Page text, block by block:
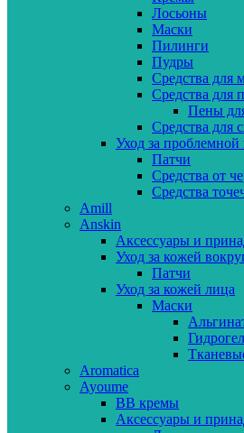
Лосьоны
Маски
Пилинги
Пудры
Средства для
Средства для
Пены
Средства для
Уход за проблемной
Патчи
Средства от
Средства
Amill
Anskin
Аксессуары и
Уход за кожей
Патчи
Уход за кожей лица
Маски
Aromatica
Ayoume
BB кремы
Аксессуары и